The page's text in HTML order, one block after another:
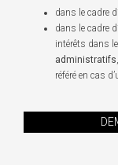
dans le cadre
dans le cadre
intérêts dans
administratifs
référé en cas